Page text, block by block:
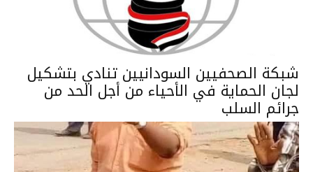
شبكة الصحفيين السودانيين تنادي بتشكيل
لجان الحماية في الأحياء من أجل الحد من
جرائم السلب